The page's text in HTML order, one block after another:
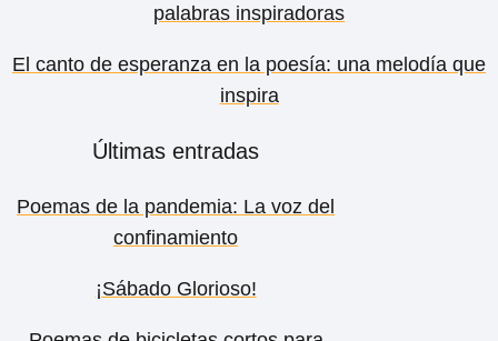
palabras inspiradoras
El canto de esperanza en la poesía: una melodía que
inspira
Últimas entradas
Poemas de la pandemia: La voz del
confinamiento
¡Sábado Glorioso!